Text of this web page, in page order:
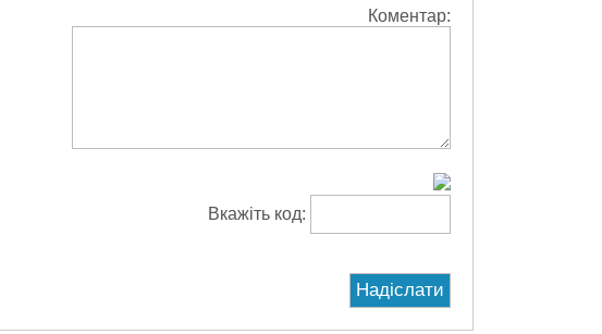
Коментар:
Вкажіть код: